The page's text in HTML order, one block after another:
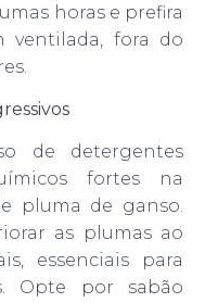
horas e prefira
ventilada, fora do
de detergentes
fortes na
pluma de ganso.
as plumas ao
essenciais para
Opte por sabão